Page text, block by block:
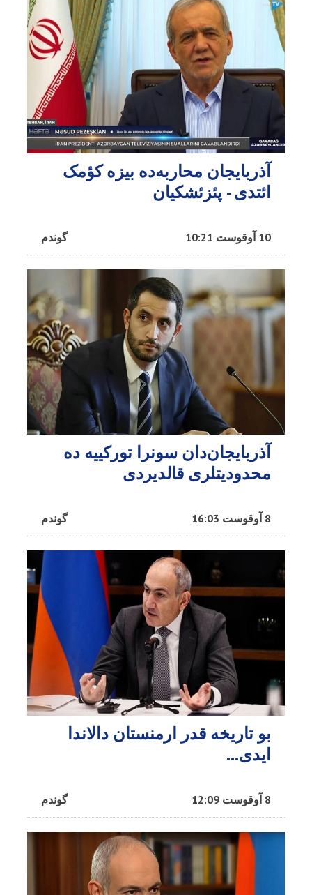
آذربایجان محاربه‌ده بیزه کؤمک
ائتدی - پئزئشکیان
گوندم 10 آوقوست 10:21
آذربایجان‌دان سونرا تورکییه ده
محدودیتلری قالدیردی
گوندم 8 آوقوست 16:03
بو تاریخه قدر ارمنستان دالاندا
ایدی...
گوندم 8 آوقوست 12:09